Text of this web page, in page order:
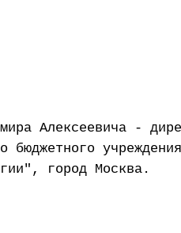
Алексеевича -
бюджетного
город Москва.